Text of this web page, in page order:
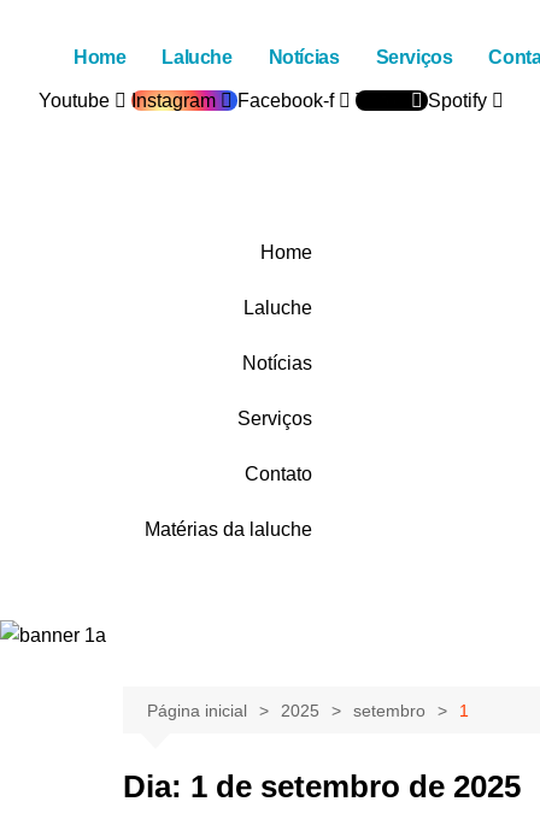
Home Laluche Notícias Serviços
Youtube Instagram Facebook-f Tiktok Spotify
Home
Laluche
Notícias
Serviços
Contato
Matérias da laluche
Página inicial 2025 setembro 1
Dia: 1 de setembro de 2025